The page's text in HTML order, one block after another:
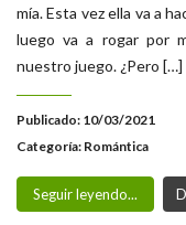
mía. Esta vez ella va a
luego va a rogar por
nuestro juego. ¿Pero […]
Publicado: 10/03/2021
Categoría: Romántica
Seguir leyendo...